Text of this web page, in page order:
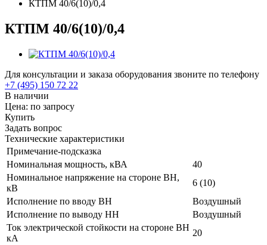
КТПМ 40/6(10)/0,4
КТПМ 40/6(10)/0,4
Для консультации и заказа оборудования звоните по телефону
+7 (495) 150 72 22
В наличии
Цена: по запросу
Купить
Задать вопрос
Технические характеристики
Примечание-подсказка
Номинальная мощность, кВА
40
Номинальное напряжение на стороне ВН,
кВ
6 (10)
Исполнение по вводу ВН
Воздушный
Исполнение по выводу НН
Воздушный
Ток электрической стойкости на стороне ВН
кА
20